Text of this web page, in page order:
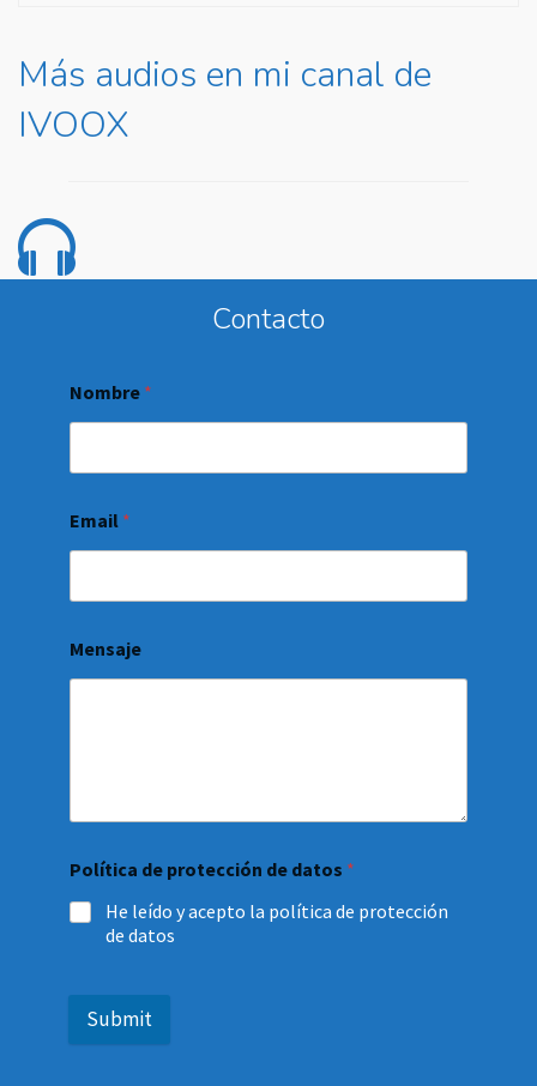
Más audios en mi canal de
IVOOX
Contacto
Nombre *
Email *
Mensaje
Política de protección de datos *
He leído y acepto la política de protección
de datos
Submit